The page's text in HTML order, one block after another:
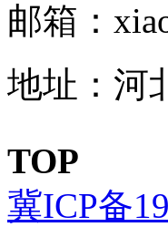
邮箱：
地址：河
TOP
冀ICP备